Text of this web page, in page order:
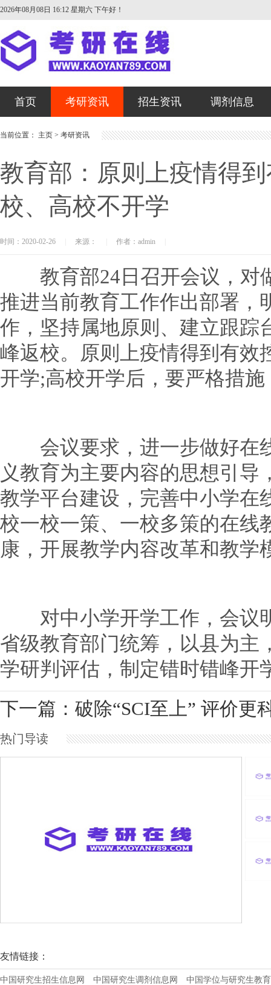
2026年08月08日 16:12 星期六 下午好！
首页 考研资讯 招生资讯 调剂信息
当前位置： 主页 > 考研资讯
教育部：原则上疫情得
校、高校不开学
时间：2020-02-26 来源： 作者：admin
教育部24日召开会议，对
推进当前教育工作作出部署，
作，坚持属地原则、建立跟踪
峰返校。原则上疫情得到有效
开学;高校开学后，要严格措
会议要求，进一步做好在
义教育为主要内容的思想引
教学平台建设，完善中小学在
校一校一策、一校多策的在线
康，开展教学内容改革和教学
对中小学开学工作，会议
省级教育部门统筹，以县为主
学研判评估，制定错时错峰开
下一篇：破除“SCI至上” 评价更
热门导读
友情链接：
中国研究生招生信息网 中国研究生调剂信息网 中国学位与研究生教